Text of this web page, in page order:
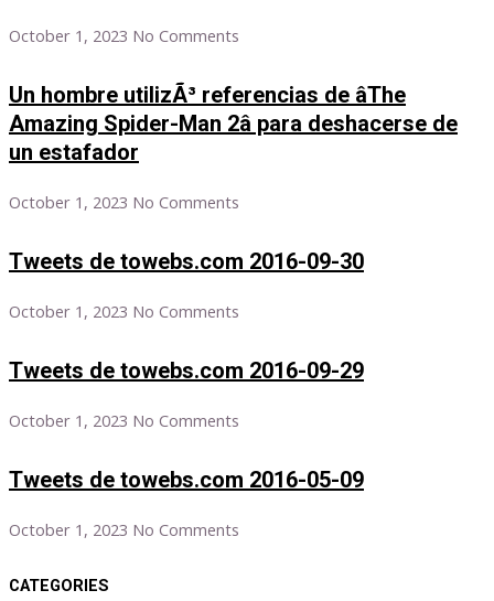
October 1, 2023 No Comments
Un hombre utilizÃ³ referencias de âThe
Amazing Spider-Man 2â para deshacerse de
un estafador
October 1, 2023 No Comments
Tweets de towebs.com 2016-09-30
October 1, 2023 No Comments
Tweets de towebs.com 2016-09-29
October 1, 2023 No Comments
Tweets de towebs.com 2016-05-09
October 1, 2023 No Comments
CATEGORIES